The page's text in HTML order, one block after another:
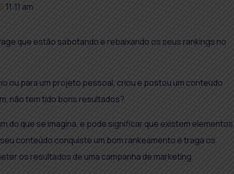
11:11 am
que estão sabotando e rebaixando os seus rankings no
ou para um projeto pessoal, criou e postou um conteúdo
não tem tido bons resultados?
do que se imagina, e pode significar que existem elementos
conteúdo conquiste um bom rankeamento e traga os
os resultados de uma campanha de marketing.